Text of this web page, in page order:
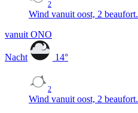
2
Wind vanuit oost, 2 beaufort.
vanuit ONO
Nacht 14°
2
Wind vanuit oost, 2 beaufort.